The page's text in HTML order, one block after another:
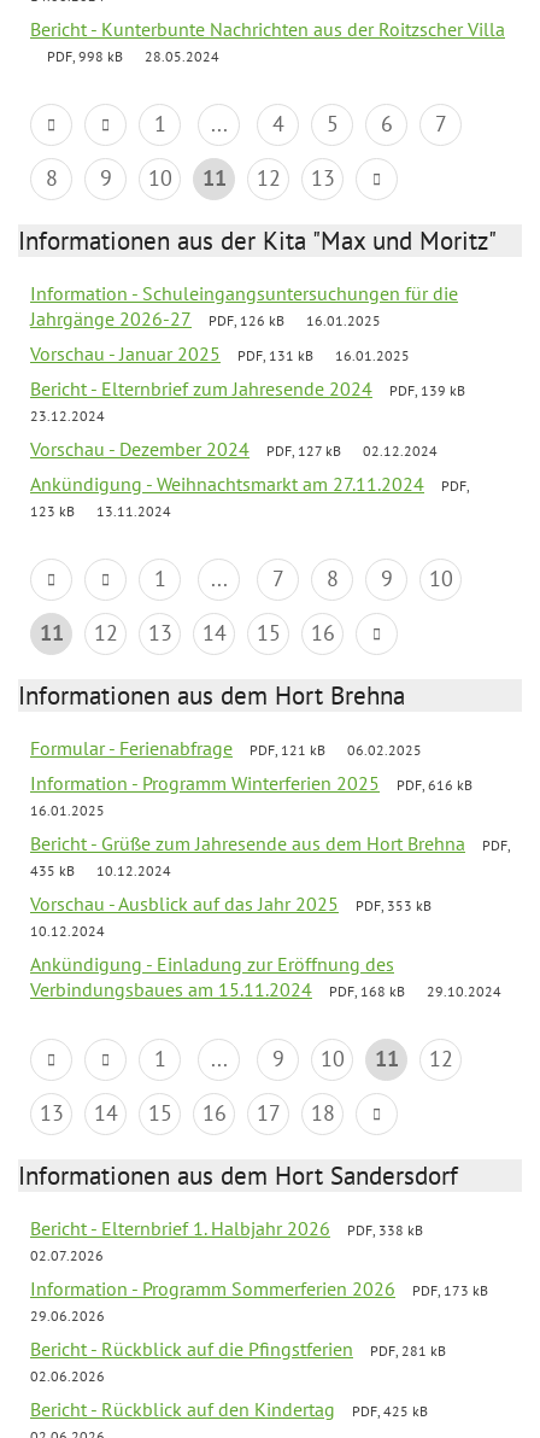
Bericht - Kunterbunte Nachrichten aus der Roitzscher Villa
PDF, 998 kB 28.05.2024
1 ... 4 5 6
7
8
9 10 11 12 13
Informationen aus der Kita "Max und Moritz"
Information - Schuleingangsuntersuchungen für die
Jahrgänge 2026-27
PDF, 126 kB 16.01.2025
Vorschau - Januar 2025 PDF, 131 kB 16.01.2025
Bericht - Elternbrief zum Jahresende 2024
PDF, 139 kB
23.12.2024
Vorschau - Dezember 2024 PDF, 127 kB 02.12.2024
Ankündigung - Weihnachtsmarkt am 27.11.2024
PDF,
123 kB
13.11.2024
1 ... 7 8 9
10
11
12 13 14 15 16
Informationen aus dem Hort Brehna
Formular - Ferienabfrage PDF, 121 kB 06.02.2025
Information - Programm Winterferien 2025
PDF, 616 kB
16.01.2025
Bericht - Grüße zum Jahresende aus dem Hort Brehna
PDF,
435 kB
10.12.2024
Vorschau - Ausblick auf das Jahr 2025
PDF, 353 kB
10.12.2024
Ankündigung - Einladung zur Eröffnung des
Verbindungsbaues am 15.11.2024
PDF, 168 kB 29.10.2024
1 ... 9 10 11
12
13
14 15 16 17 18
Informationen aus dem Hort Sandersdorf
Bericht - Elternbrief 1. Halbjahr 2026
PDF, 338 kB
02.07.2026
Information - Programm Sommerferien 2026
PDF, 173 kB
29.06.2026
Bericht - Rückblick auf die Pfingstferien
PDF, 281 kB
02.06.2026
Bericht - Rückblick auf den Kindertag
PDF, 425 kB